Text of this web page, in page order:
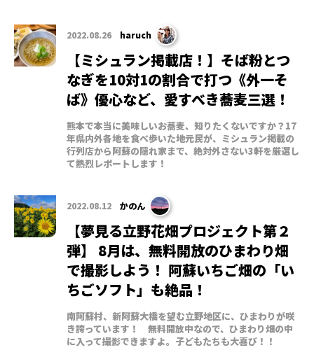
2022.08.26 haruch
【ミシュラン掲載店！】そば粉とつ
なぎを10対1の割合で打つ《外一そ
ば》優心など、愛すべき蕎麦三選！
熊本で本当に美味しいお蕎麦、知りたくないですか？17
年県内外各地を食べ歩いた地元民が、ミシュラン掲載の
行列店から阿蘇の隠れ家まで、絶対外さない3軒を厳選し
て熱烈レポートします！
2022.08.12 かのん
【夢見る立野花畑プロジェクト第２
弾】 8月は、無料開放のひまわり畑
で撮影しよう！ 阿蘇いちご畑の「い
ちごソフト」も絶品！
南阿蘇村、新阿蘇大橋を望む立野地区に、ひまわりが咲
き誇っています！ 無料開放中なので、ひまわり畑の中
に入って撮影できますよ。子どもたちも大喜び！！